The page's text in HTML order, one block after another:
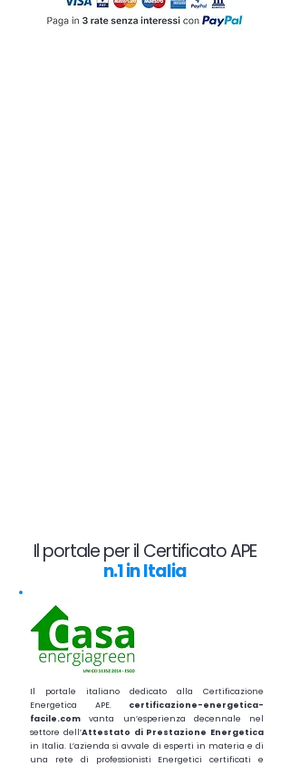
Il portale per il Certificato APE
n.1 in Italia
Il portale italiano dedicato alla Certificazione
Energetica APE. certificazione-energetica-
facile.com vanta un’esperienza decennale nel
settore dell’Attestato di Prestazione Energetica
in Italia. L’azienda si avvale di esperti in materia e di
una rete di professionisti Energetici certificati e